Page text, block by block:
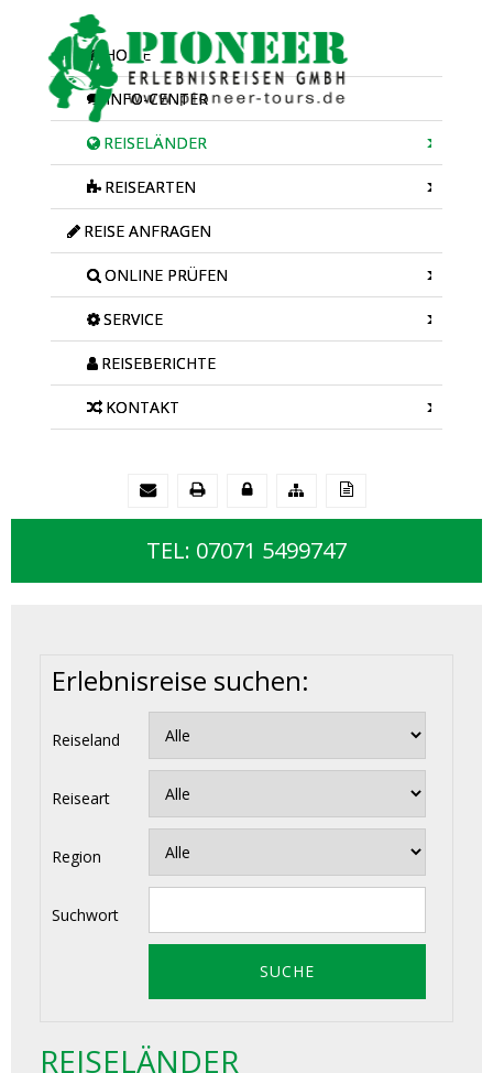
HOME
INFO-CENTER
REISELÄNDER
REISEARTEN
REISE ANFRAGEN
ONLINE PRÜFEN
SERVICE
REISEBERICHTE
KONTAKT
TEL: 07071 5499747
Erlebnisreise suchen:
Reiseland
Reiseart
Region
Suchwort
REISELÄNDER